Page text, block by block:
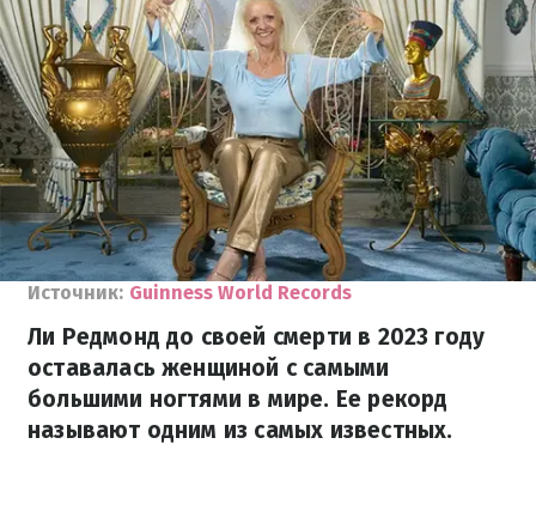
Источник: Guinness World Records
Ли Редмонд до своей смерти в 2023 году
оставалась женщиной с самыми
большими ногтями в мире. Ее рекорд
называют одним из самых известных.